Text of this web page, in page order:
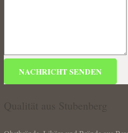
NACHRICHT SENDEN